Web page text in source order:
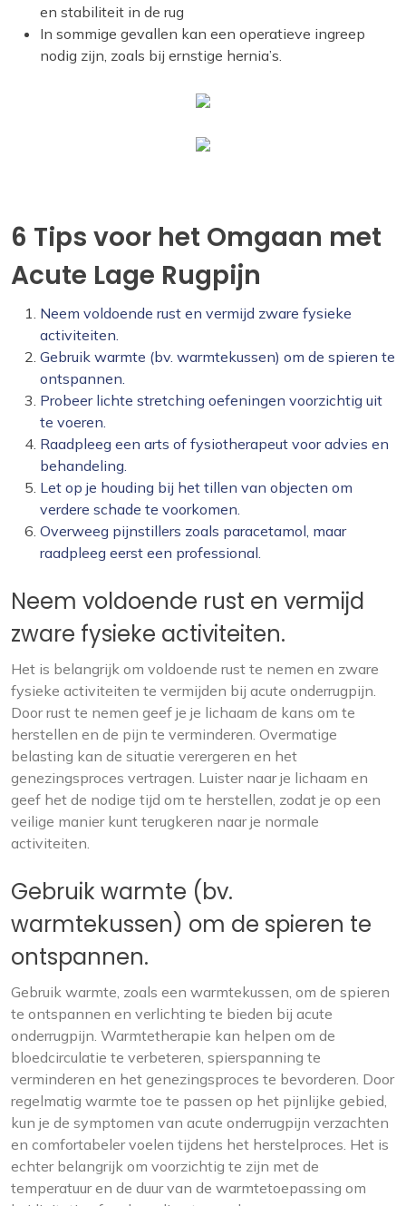
en stabiliteit in de rug
In sommige gevallen kan een operatieve ingreep
nodig zijn, zoals bij ernstige hernia’s.
6 Tips voor het Omgaan met
Acute Lage Rugpijn
Neem voldoende rust en vermijd zware fysieke
activiteiten.
Gebruik warmte (bv. warmtekussen) om de spieren te
ontspannen.
Probeer lichte stretching oefeningen voorzichtig uit
te voeren.
Raadpleeg een arts of fysiotherapeut voor advies en
behandeling.
Let op je houding bij het tillen van objecten om
verdere schade te voorkomen.
Overweeg pijnstillers zoals paracetamol, maar
raadpleeg eerst een professional.
Neem voldoende rust en vermijd
zware fysieke activiteiten.
Het is belangrijk om voldoende rust te nemen en zware
fysieke activiteiten te vermijden bij acute onderrugpijn.
Door rust te nemen geef je je lichaam de kans om te
herstellen en de pijn te verminderen. Overmatige
belasting kan de situatie verergeren en het
genezingsproces vertragen. Luister naar je lichaam en
geef het de nodige tijd om te herstellen, zodat je op een
veilige manier kunt terugkeren naar je normale
activiteiten.
Gebruik warmte (bv.
warmtekussen) om de spieren te
ontspannen.
Gebruik warmte, zoals een warmtekussen, om de spieren
te ontspannen en verlichting te bieden bij acute
onderrugpijn. Warmtetherapie kan helpen om de
bloedcirculatie te verbeteren, spierspanning te
verminderen en het genezingsproces te bevorderen. Door
regelmatig warmte toe te passen op het pijnlijke gebied,
kun je de symptomen van acute onderrugpijn verzachten
en comfortabeler voelen tijdens het herstelproces. Het is
echter belangrijk om voorzichtig te zijn met de
temperatuur en de duur van de warmtetoepassing om